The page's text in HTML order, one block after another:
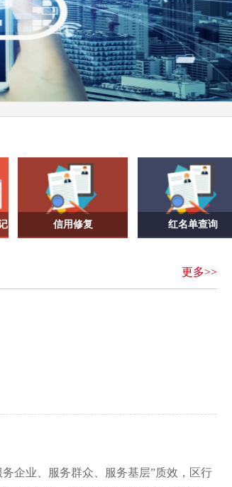
信用修复 红名单查询
更多>>
企业、服务群众、服务基层”质效，区行